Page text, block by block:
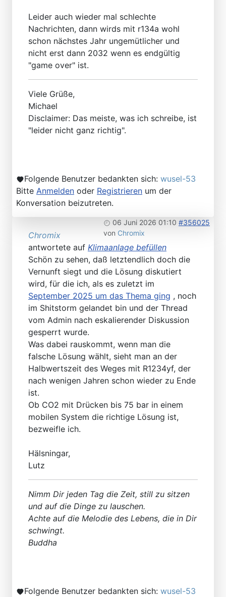
Leider auch wieder mal schlechte
Nachrichten, dann wirds mit r134a wohl
schon nächstes Jahr ungemütlicher und
nicht erst dann 2032 wenn es endgültig
"game over" ist.
Viele Grüße,
Michael
Disclaimer: Das meiste, was ich schreibe, ist
"leider nicht ganz richtig".
Folgende Benutzer bedankten sich: wusel-53
Bitte Anmelden oder Registrieren um der
Konversation beizutreten.
06 Juni 2026 01:10 #356025
von Chromix
Chromix
antwortete auf Klimaanlage befüllen
Schön zu sehen, daß letztendlich doch die
Vernunft siegt und die Lösung diskutiert
wird, für die ich, als es zuletzt im
September 2025 um das Thema ging , noch
im Shitstorm gelandet bin und der Thread
vom Admin nach eskalierender Diskussion
gesperrt wurde.
Was dabei rauskommt, wenn man die
falsche Lösung wählt, sieht man an der
Halbwertszeit des Weges mit R1234yf, der
nach wenigen Jahren schon wieder zu Ende
ist.
Ob CO2 mit Drücken bis 75 bar in einem
mobilen System die richtige Lösung ist,
bezweifle ich.
Hälsningar,
Lutz
Nimm Dir jeden Tag die Zeit, still zu sitzen
und auf die Dinge zu lauschen.
Achte auf die Melodie des Lebens, die in Dir
schwingt.
Buddha
Folgende Benutzer bedankten sich: wusel-53